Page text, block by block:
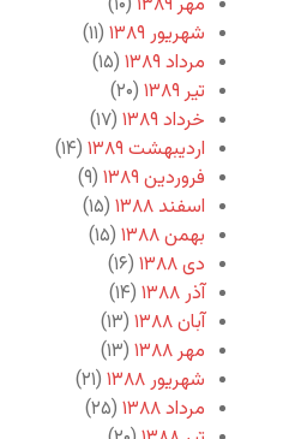
شهریور ۱۳۸۹
(۱۱)
مرداد ۱۳۸۹
(۱۵)
تیر ۱۳۸۹
(۲۰)
خرداد ۱۳۸۹
(۱۷)
اردیبهشت ۱۳۸۹
(۱۴)
فروردین ۱۳۸۹
(۹)
اسفند ۱۳۸۸
(۱۵)
بهمن ۱۳۸۸
(۱۵)
دی ۱۳۸۸
(۱۶)
آذر ۱۳۸۸
(۱۴)
آبان ۱۳۸۸
(۱۳)
مهر ۱۳۸۸
(۱۳)
شهریور ۱۳۸۸
(۲۱)
مرداد ۱۳۸۸
(۲۵)